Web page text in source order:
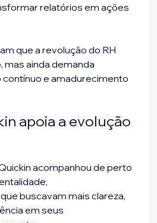
relatórios em ações
que a revolução do RH
mas ainda demanda
contínuo e amadurecimento
apoia a evolução
acompanhou de perto
buscavam mais clareza,
em seus